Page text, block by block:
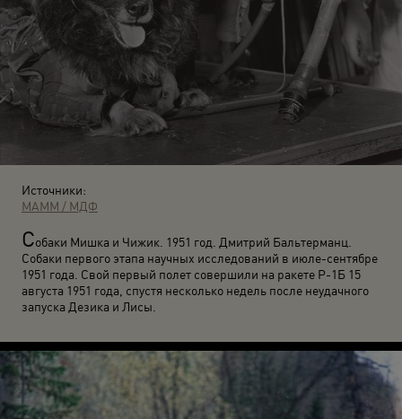
Источники:
МАММ / МДФ
Собаки Мишка и Чижик. 1951 год. Дмитрий Бальтерманц.
Собаки первого этапа научных исследований в июле-сентябре
1951 года. Свой первый полет совершили на ракете Р-1Б 15
августа 1951 года, спустя несколько недель после неудачного
запуска Дезика и Лисы.